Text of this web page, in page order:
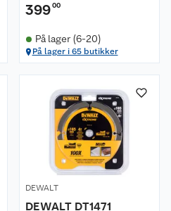
39900
På lager (6-20)
På lager i 65 butikker
DEWALT
DEWALT DT1471